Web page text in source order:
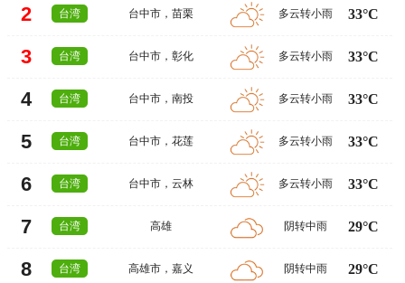
2 台湾 台中市 ，苗栗 多云转小雨 33°C
3 台湾 台中市 ，彰化 多云转小雨 33°C
4 台湾 台中市 ，南投 多云转小雨 33°C
5 台湾 台中市 ，花莲 多云转小雨 33°C
6 台湾 台中市 ，云林 多云转小雨 33°C
7 台湾 高雄 阴转中雨 29°C
8 台湾 高雄市 ，嘉义 阴转中雨 29°C